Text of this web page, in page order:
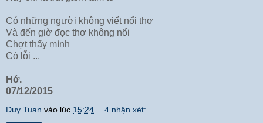
Có những người không viết nổi thơ
Và đến giờ đọc thơ không nổi
Chợt thấy mình
Có lỗi ...
Hớ.
07/12/2015
Duy Tuan vào lúc 15:24 4 nhận xét: